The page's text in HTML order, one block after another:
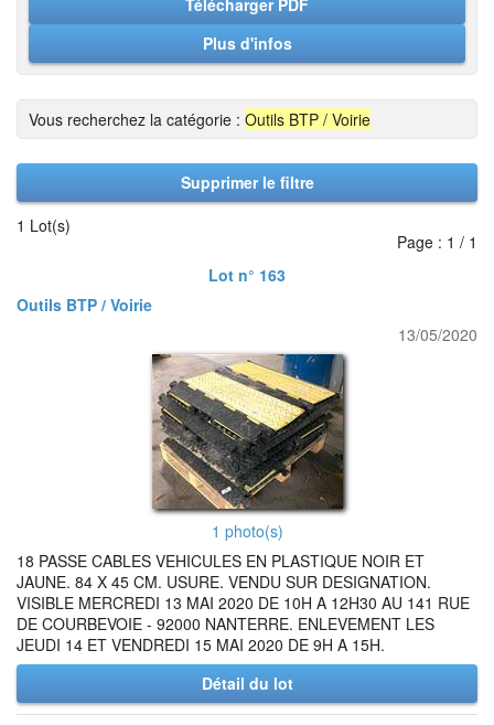
Télécharger PDF
Plus d'infos
Vous recherchez la catégorie : Outils BTP / Voirie
Supprimer le filtre
1 Lot(s)
Page : 1 / 1
Lot n° 163
Outils BTP / Voirie
13/05/2020
1 photo(s)
18 PASSE CABLES VEHICULES EN PLASTIQUE NOIR ET
JAUNE. 84 X 45 CM. USURE. VENDU SUR DESIGNATION.
VISIBLE MERCREDI 13 MAI 2020 DE 10H A 12H30 AU 141 RUE
DE COURBEVOIE - 92000 NANTERRE. ENLEVEMENT LES
JEUDI 14 ET VENDREDI 15 MAI 2020 DE 9H A 15H.
Détail du lot